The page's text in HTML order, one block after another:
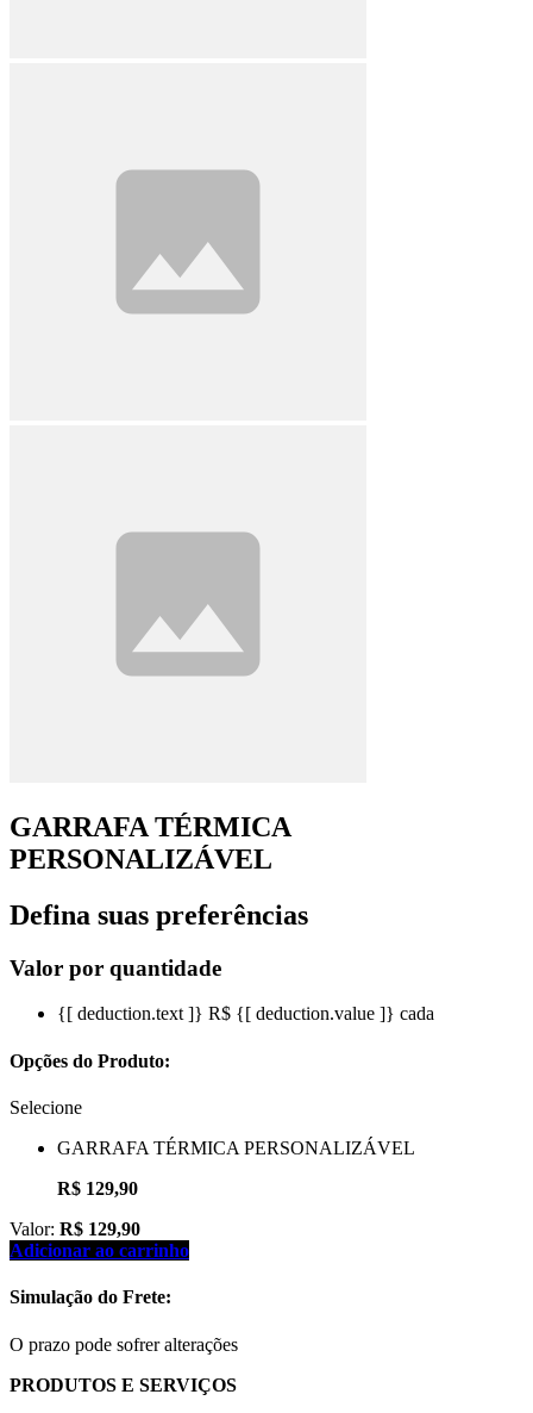
GARRAFA TÉRMICA
PERSONALIZÁVEL
Defina suas preferências
Valor por quantidade
{[ deduction.text ]} R$ {[ deduction.value ]} cada
Opções do Produto:
Selecione
GARRAFA TÉRMICA PERSONALIZÁVEL
R$ 129,90
Valor: R$ 129,90
Adicionar ao carrinho
Simulação do Frete:
O prazo pode sofrer alterações
PRODUTOS E SERVIÇOS